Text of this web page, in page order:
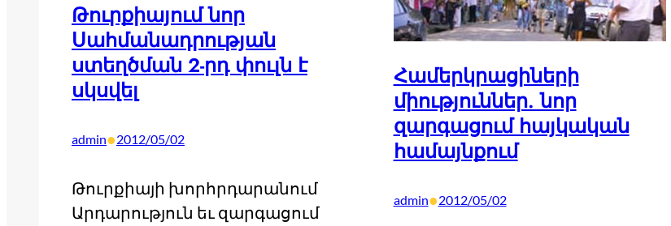
Թուրքիայում նոր
Սահմանադրության
ստեղծման 2-րդ փուլն է
սկսվել
admin•2012/05/02
Թուրքիայի խորհրդարանում
Արդարություն եւ զարգացում
Համերկրացիների
միություններ. նոր
զարգացում հայկական
համայնքում
admin•2012/05/02